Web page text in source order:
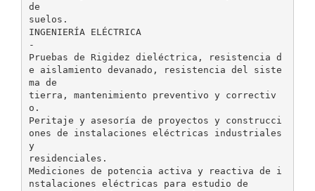
de
suelos.
INGENIERÍA ELÉCTRICA
-
Pruebas de Rigidez dieléctrica, resistencia d
e aislamiento devanado, resistencia del siste
ma de
tierra, mantenimiento preventivo y correctiv
o.
Peritaje y asesoría de proyectos y construcci
ones de instalaciones eléctricas industriales
y
residenciales.
Mediciones de potencia activa y reactiva de i
nstalaciones eléctricas para estudio de